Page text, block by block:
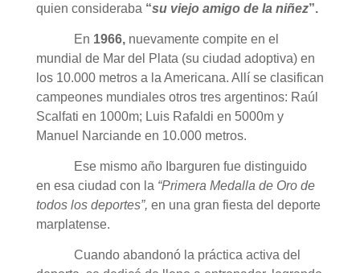
quien consideraba “su viejo amigo de la niñez”.
En 1966, nuevamente compite en el
mundial de Mar del Plata (su ciudad adoptiva) en
los 10.000 metros a la Americana. Allí se clasifican
campeones mundiales otros tres argentinos: Raúl
Scalfati en 1000m; Luis Rafaldi en 5000m y
Manuel Narciande en 10.000 metros.
Ese mismo año Ibarguren fue distinguido
en esa ciudad con la “Primera Medalla de Oro de
todos los deportes”, en una gran fiesta del deporte
marplatense.
Cuando abandonó la práctica activa del